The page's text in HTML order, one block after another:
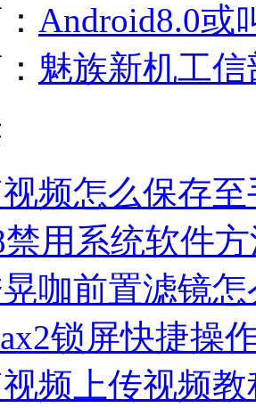
Android8.0或
魅族新机工
频怎么保存至
禁用系统软件
咖前置滤镜怎
锁屏快捷操
频上传视频教